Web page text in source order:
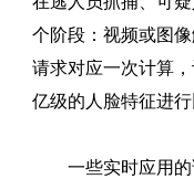
个阶段：视频或图
请求对应一次计算
亿级的人脸特征进
一些实时应用的